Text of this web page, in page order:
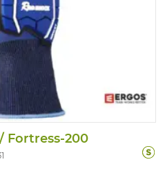
Fortress-200